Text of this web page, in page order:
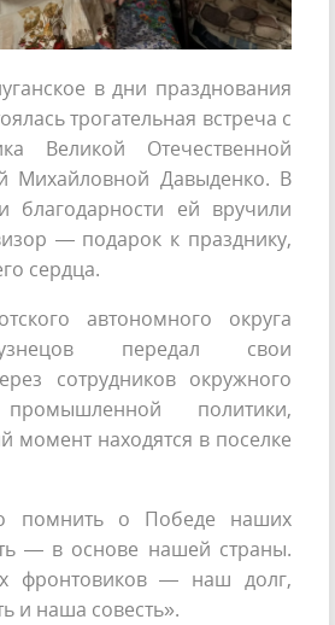
в дни празднования
трогательная встреча с
Великой Отечественной
Михайловной Давыденко. В
благодарности ей вручили
— подарок к празднику,
сердца.
автономного округа
передал свои
сотрудников окружного
политики,
момент находятся в поселке
помнить о Победе наших
— в основе нашей страны.
фронтовиков — наш долг,
и наша совесть».